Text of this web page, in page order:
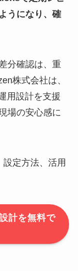
うになり、確
分確認は、重
株式会社は、
用設計を支援
場の安心感に
定方法、活用
計を無料で